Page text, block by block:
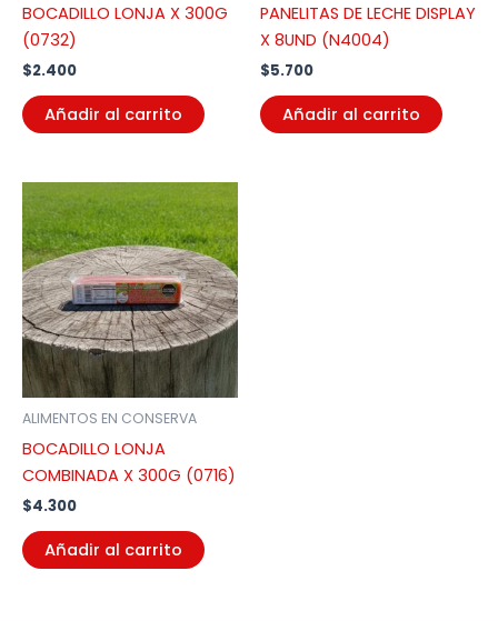
BOCADILLO LONJA X 300G
(0732)
$2.400
Añadir al carrito
PANELITAS DE LECHE DISPLAY
X 8UND (N4004)
$5.700
Añadir al carrito
ALIMENTOS EN CONSERVA
BOCADILLO LONJA
COMBINADA X 300G (0716)
$4.300
Añadir al carrito